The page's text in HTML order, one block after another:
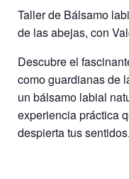
Taller de Bálsamo
de las abejas, con
Descubre el
como guardianas de
un bálsamo labial
experiencia práctica
despierta tus sentidos.